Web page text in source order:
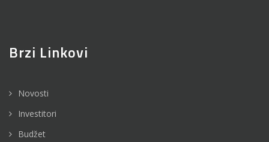
Brzi Linkovi
Novosti
Investitori
Budžet